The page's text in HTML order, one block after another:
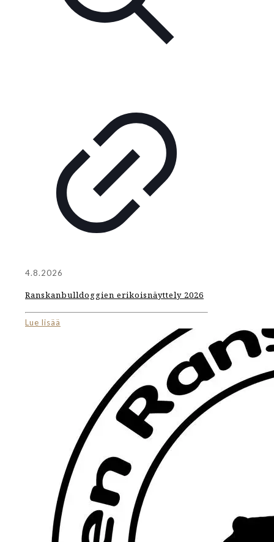
4.8.2026
Ranskanbulldoggien erikoisnäyttely 2026
Lue lisää